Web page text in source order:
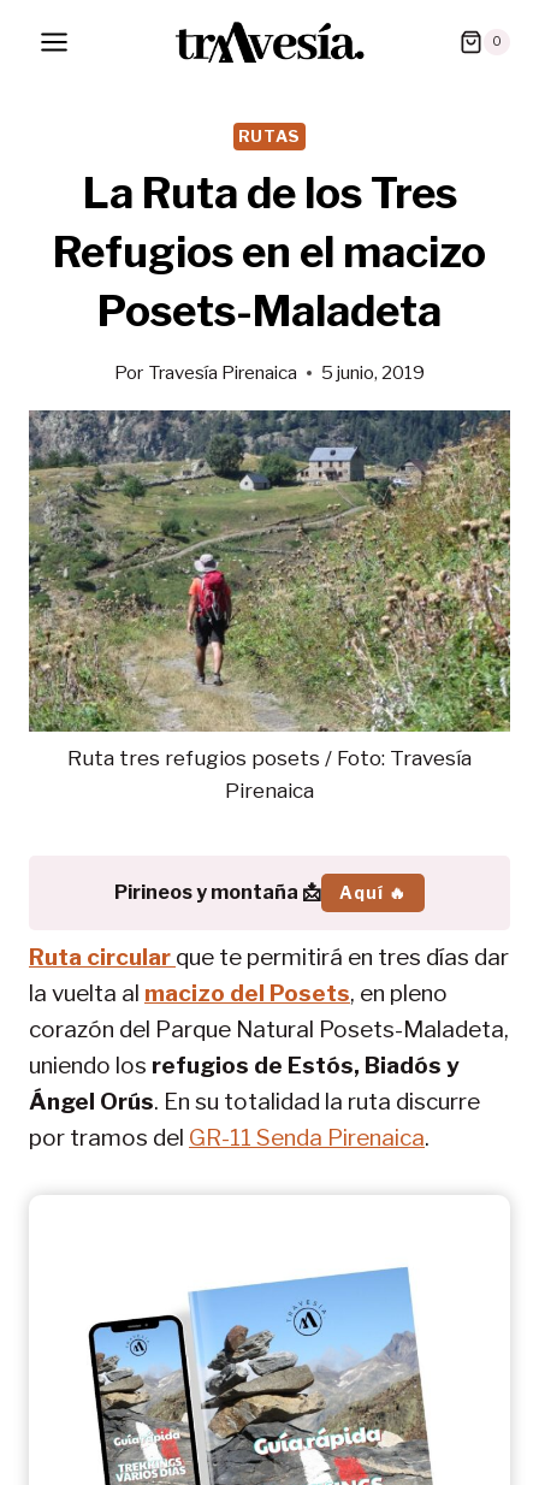
0
RUTAS
La Ruta de los Tres
Refugios en el macizo
Posets-Maladeta
Por Travesía Pirenaica 5 junio, 2019
Ruta tres refugios posets / Foto: Travesía
Pirenaica
Pirineos y montaña 📩 Aquí 🔥
Ruta circular que te permitirá en tres días dar
la vuelta al macizo del Posets, en pleno
corazón del Parque Natural Posets-Maladeta,
uniendo los refugios de Estós, Biadós y
Ángel Orús. En su totalidad la ruta discurre
por tramos del GR-11 Senda Pirenaica.